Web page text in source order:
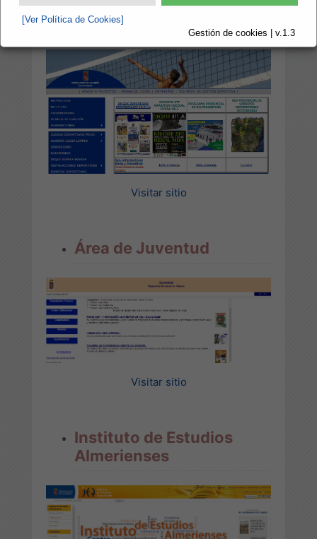
[Ver Política de Cookies]
Gestión de cookies | v.1.3
Área de Deportes
Visitar sitio
Área de Juventud
Visitar sitio
Instituto de Estudios
Almerienses